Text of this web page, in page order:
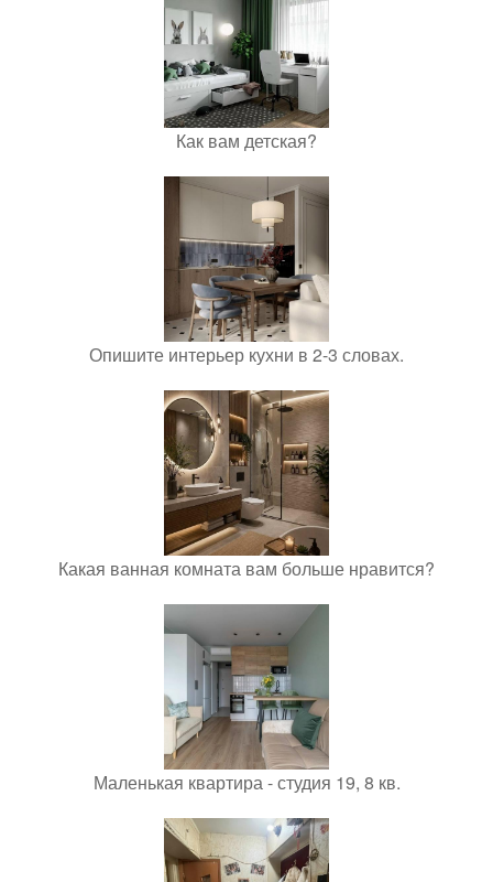
Как вам детская?
Опишите интерьер кухни в 2-3 словах.
Какая ванная комната вам больше нравится?
Маленькая квартира - студия 19, 8 кв.